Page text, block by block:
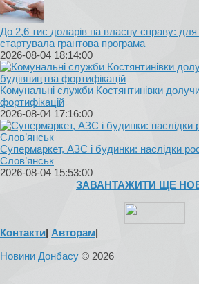
До 2,6 тис доларів на власну справу: для
стартувала грантова програма
2026-08-04 18:14:00
Комунальні служби Костянтинівки
фортифікацій
2026-08-04 17:16:00
Супермаркет, АЗС і будинки: наслідки
Слов’янськ
2026-08-04 15:53:00
ЗАВАНТАЖИТИ ЩЕ
Контакти| Авторам|
Новини Донбасу © 2026